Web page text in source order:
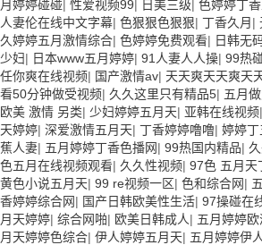
月婷婷碰碰| 性爱视频99| 日美三级| 色婷婷丁香
人妻伦在线中文字幕| 色狠狠色狠狠| 丁香久月 |
久婷婷五月激情综合| 色婷婷免费观看| 日韩无
少妇| 日本www五月婷婷| 91人妻人人操| 99热
任你爽在线视频| 国产激情av| 天天爽天天爽天
看50分钟做受视频| 久久这里只有精品5| 五月
欧美 激情 另类| 少妇婷婷五月天| 亚韩在线视频|
天婷婷| 深爱激情五月天| 丁香婷婷噜噜| 婷婷丁
蕉人妻| 五月婷婷丁香色播网| 99热国内精品|
色五月在线视频观看| 久久性视频| 97色 五月天
黄色小说五月天| 99 re视频一区| 色和综合网|
香婷婷综合网| 国产日韩欧美性生活| 97操碰在
月天婷婷| 综合网啪| 欧美日韩成人| 五月婷婷欧
月天婷婷色综合| 伊人婷婷五月天| 五月婷婷伊